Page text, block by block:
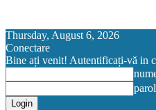
Thursday, August 6, 2026
Conectare
Bine ați venit! Autentificați-vă in